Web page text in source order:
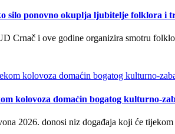
silo ponovno okuplja ljubitelje folklora i
Crnač i ove godine organizira smotru
kolovoza domaćin bogatog kulturno-
2026. donosi niz događaja koji će